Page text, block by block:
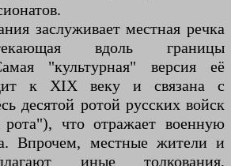
заслуживает местная речка
вдоль границы
"культурная" версия её
к XIX веку и связана с
десятой ротой русских войск
что отражает военную
Впрочем, местные жители и
иные толкования,